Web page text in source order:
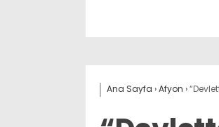
Ana Sayfa ›Afyon ›